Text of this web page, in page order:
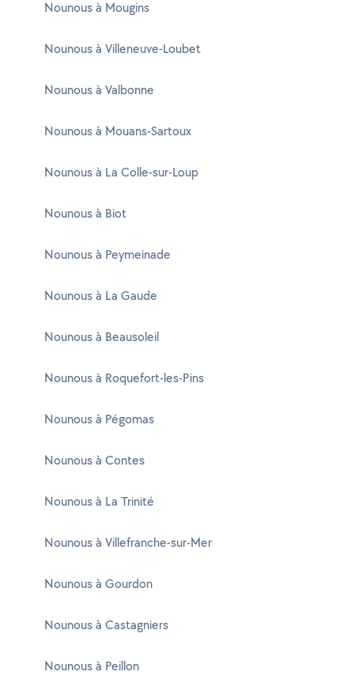
Nounous à Mougins
Nounous à Villeneuve-Loubet
Nounous à Valbonne
Nounous à Mouans-Sartoux
Nounous à La Colle-sur-Loup
Nounous à Biot
Nounous à Peymeinade
Nounous à La Gaude
Nounous à Beausoleil
Nounous à Roquefort-les-Pins
Nounous à Pégomas
Nounous à Contes
Nounous à La Trinité
Nounous à Villefranche-sur-Mer
Nounous à Gourdon
Nounous à Castagniers
Nounous à Peillon